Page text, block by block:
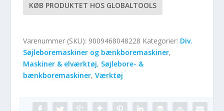
KØB PRODUKTET HOS GLOBALTOOLS
Varenummer (SKU): 9009468048228 Kategorier: Div.
Søjleboremaskiner og bænkboremaskiner,
Maskiner & elværktøj, Søjlebore- &
bænkboremaskiner,Værktøj